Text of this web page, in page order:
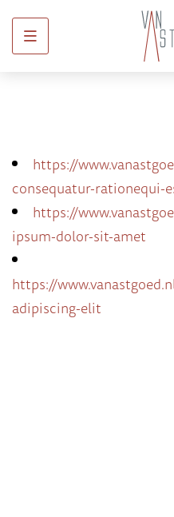
Menu
https://
consequatur-rationequi-
https://
ipsum-dolor-sit-amet
https://
adipiscing-elit